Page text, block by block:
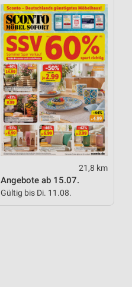
21,8 km
Angebote ab 15.07.
Gültig bis Di. 11.08.